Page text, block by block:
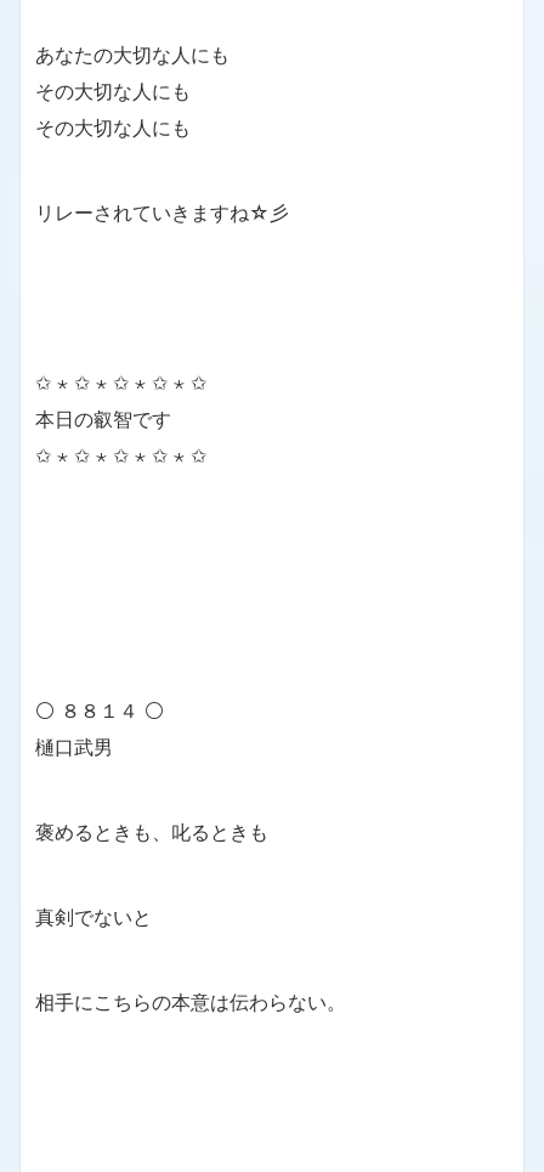
あなたの大切な人にも
その大切な人にも
その大切な人にも
リレーされていきますね☆彡
✩ ⋆ ✩ ⋆ ✩ ⋆ ✩ ⋆ ✩
本日の叡智です
✩ ⋆ ✩ ⋆ ✩ ⋆ ✩ ⋆ ✩
⚪ ８８１４ ⚪
樋口武男
褒めるときも、叱るときも
真剣でないと
相手にこちらの本意は伝わらない。